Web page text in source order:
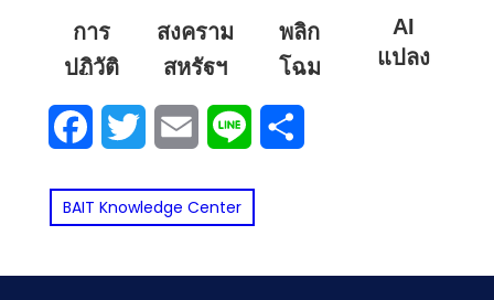
ในงาน
วิจัย?
รุ่นใหม่
ต้องมี
คณะ
ทหาร
การ
ปฏิวัติ
ธุรกิจ
ด้วย
นวัตกรรม
เคลื่อน
สงคราม
สหรัฐฯ
กับ
อิหร่าน
ผลกระ
ประเทศไทย
พลิก
โฉม
การนำ
เสนอ:
ให้กลาย
AI
แปลง
Facebook
Twitter Email Line
BAIT Knowledge Center